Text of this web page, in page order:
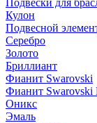
Подвески для
Кулон
Подвесной
Серебро
Золото
Бриллиант
Фианит Swarovski
Фианит Swarovski
Оникс
Эмаль